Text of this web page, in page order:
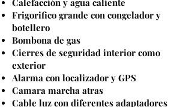
Frigorifico grande con congelador y
botellero
Bombona de gas
Cierres de seguridad interior como
exterior
Alarma con localizador y GPS
Camara marcha atras
Cable luz con diferentes adaptadores